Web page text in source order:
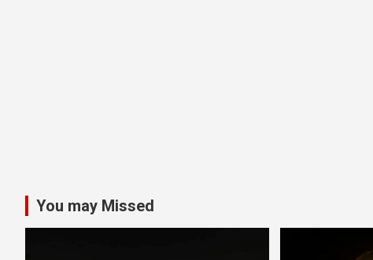
You may Missed